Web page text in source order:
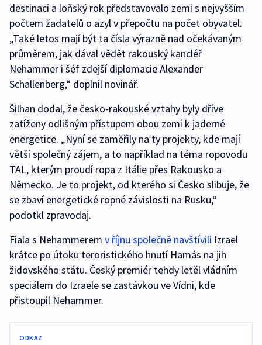
destinací a loňský rok představovalo zemi s nejvyšším
počtem žadatelů o azyl v přepočtu na počet obyvatel.
„Také letos mají být ta čísla výrazně nad očekávaným
průměrem, jak dával vědět rakouský kancléř
Nehammer i šéf zdejší diplomacie Alexander
Schallenberg,“ doplnil novinář.
Šilhan dodal, že česko-rakouské vztahy byly dříve
zatíženy odlišným přístupem obou zemí k jaderné
energetice. „Nyní se zaměřily na ty projekty, kde mají
větší společný zájem, a to například na téma ropovodu
TAL, kterým proudí ropa z Itálie přes Rakousko a
Německo. Je to projekt, od kterého si Česko slibuje, že
se zbaví energetické ropné závislosti na Rusku,“
podotkl zpravodaj.
Fiala s Nehammerem v říjnu společně navštívili Izrael
krátce po útoku teroristického hnutí Hamás na jih
židovského státu. Český premiér tehdy letěl vládním
speciálem do Izraele se zastávkou ve Vídni, kde
přistoupil Nehammer.
ODKAZ